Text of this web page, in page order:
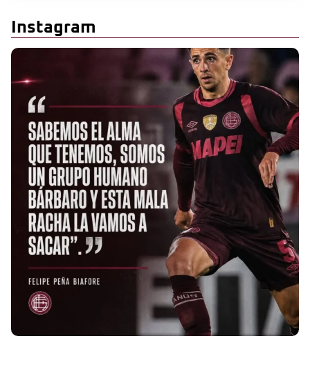
Instagram